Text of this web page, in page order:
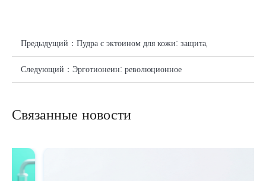
Предыдущий： Пудра с эктоином для кожи: защита,
восстановление и естественное увлажнение
Следующий： Эрготионеин: революционное
Связанные новости